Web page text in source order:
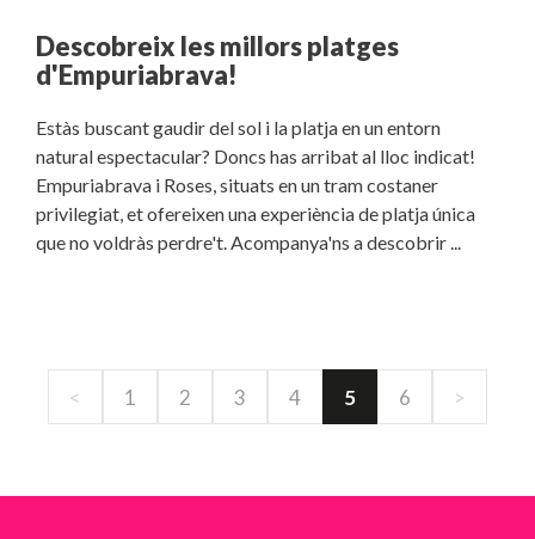
Descobreix les millors platges
d'Empuriabrava!
Estàs buscant gaudir del sol i la platja en un entorn
natural espectacular? Doncs has arribat al lloc indicat!
Empuriabrava i Roses, situats en un tram costaner
privilegiat, et ofereixen una experiència de platja única
que no voldràs perdre't. Acompanya'ns a descobrir ...
< 1 2 3 4 5 6 >